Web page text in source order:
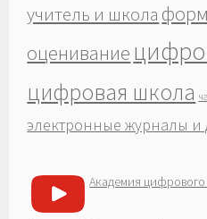
учитель и школа
оценивание
цифровая школа
электронные журналы и
Академия цифрового